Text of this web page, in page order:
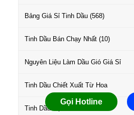
Bảng Giá Sỉ Tinh Dầu (568)
Tinh Dầu Bán Chạy Nhất (10)
Nguyên Liệu Làm Dầu Gió Giá Sỉ
Tinh Dầu Chiết Xuất Từ Hoa
Tinh Dầu Họ Gỗ Giá Sỉ
Gọi Hotline